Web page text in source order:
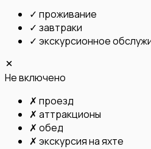
✓ проживание
✓ завтраки
✓ экскурсионное
Не включено
✗ проезд
✗ аттракционы
✗ обед
✗ экскурсия на яхте